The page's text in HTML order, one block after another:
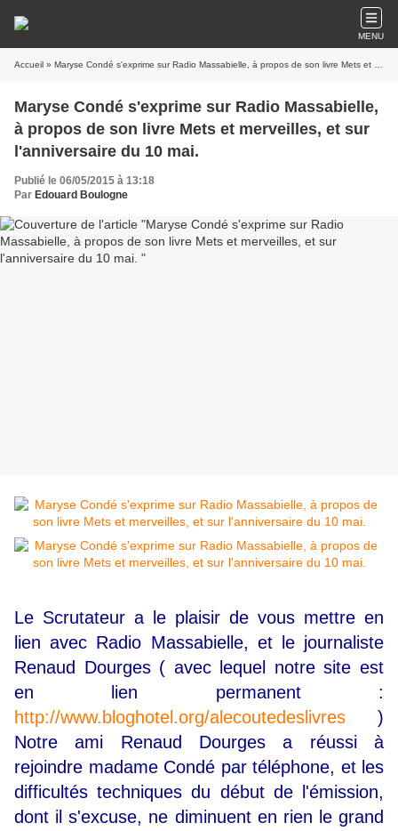
MENU
Accueil » Maryse Condé s'exprime sur Radio Massabielle, à propos de son livre Mets et merveilles, et sur l'anniversaire du 10 mai.
Maryse Condé s'exprime sur Radio Massabielle,
à propos de son livre Mets et merveilles, et sur
l'anniversaire du 10 mai.
Publié le 06/05/2015 à 13:18
Par Edouard Boulogne
Le Scrutateur a le plaisir de vous mettre en
lien avec Radio Massabielle, et le journaliste
Renaud Dourges ( avec lequel notre site est
en lien permanent :
http://www.bloghotel.org/alecoutedeslivres )
Notre ami Renaud Dourges a réussi à
rejoindre madame Condé par téléphone, et les
difficultés techniques du début de l'émission,
dont il s'excuse, ne diminuent en rien le grand